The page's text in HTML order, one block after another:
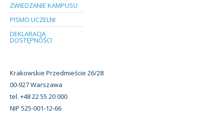
ZWIEDZANIE KAMPUSU
PISMO UCZELNI
DEKLARACJA
DOSTĘPNOŚCI
Krakowskie Przedmieście 26/28
00-927 Warszawa
tel. +48 22 55 20 000
NIP 525-001-12-66